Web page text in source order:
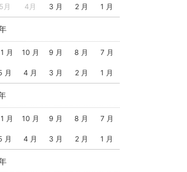
5月 4月 3 月 2 月 1 月
月 10 月 9 月 8 月 7 月
月 4 月 3 月 2 月 1 月
月 10 月 9 月 8 月 7 月
月 4 月 3 月 2 月 1 月